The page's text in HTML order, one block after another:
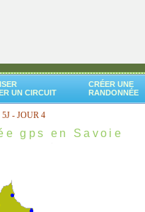
UN CIRCUIT
CRÉER UNE
RANDONNÉE
- JOUR 4
gps en Savoie